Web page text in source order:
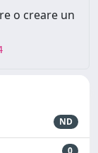
o creare un
ND
0